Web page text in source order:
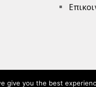
^
give you the best